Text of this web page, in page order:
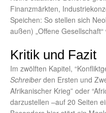
Finanzmärkten,
Speichen: So stellen sich
außen) „Offene Gesellschaft“
Kritik und Fazit
Im zwölften Kapitel,
Schreiberden Ersten und
Afrikanischer Krieg” oder
darzustellen –auf 20 Seiten